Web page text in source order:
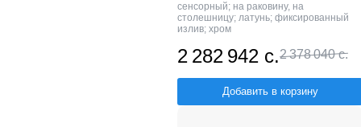
сенсорный; на раковину, на
столешницу; латунь; фиксированный
излив; хром
2 282 942 с.2 378 040 с.
Добавить в корзину